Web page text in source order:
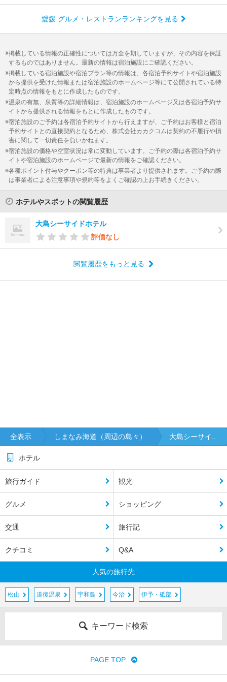
愛媛 グルメ・レストランランキングを見る
掲載している情報の正確性については万全を期していますが、その内容を保証
するものではありません。最新の情報は宿泊施設にご確認ください。
掲載している宿泊施設や宿泊プラン等の情報は、各宿泊予約サイトや宿泊施設
から提供を受けた情報または宿泊施設のホームページ等にて公開されている特
定時点の情報をもとに作成したものです。
温泉の有無、泉質等の詳細情報は、宿泊施設のホームページ又は各宿泊予約サ
イトから提供される情報をもとに作成したものです。
宿泊施設のご予約は各宿泊予約サイトから行えますが、ご予約はお客様と宿泊
予約サイトとの直接契約となるため、株式会社カカクコムは契約の不履行や損
害に関して一切責任を負いかねます。
宿泊施設の価格や空室状況は常に変動しています。ご予約の際は各宿泊予約サ
イトや宿泊施設のホームページで最新の情報をご確認ください。
各種ポイント付与やクーポン等の特典は事業者より提供されます。ご予約の際
は事業者による注意事項や規約等をよくご確認の上お手続きください。
ホテルやスポットの閲覧履歴
大島シーサイドホテル
評価なし
閲覧履歴をもっと見る
全表示 しまなみ海道（周辺の島々） 大島シーサイ..
ホテル
旅行ガイド 観光
グルメ ショッピング
交通 旅行記
クチコミ Q&A
人気の旅行先
松山 道後温泉 宇和島 今治 伊予・砥部
キーワード検索
PAGE TOP